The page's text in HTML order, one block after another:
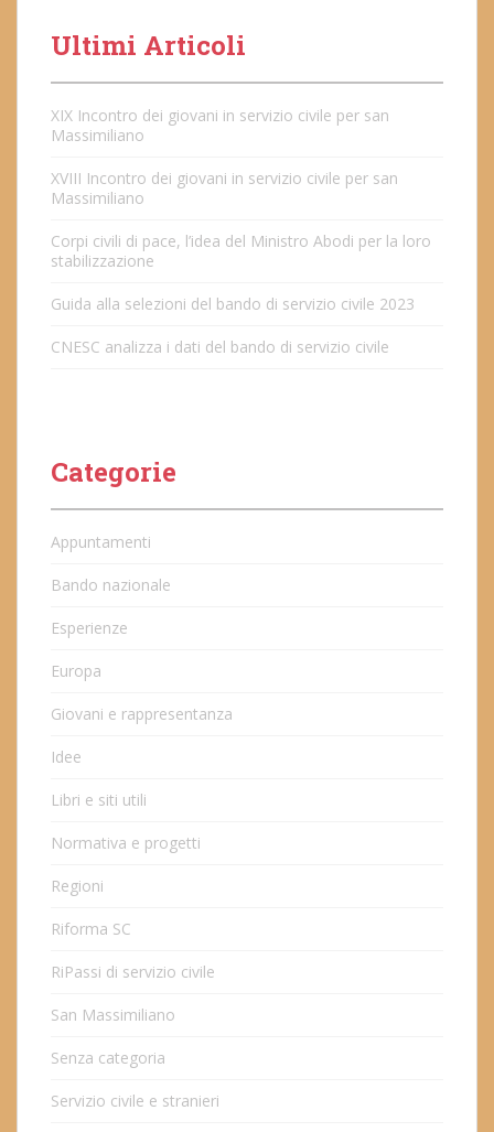
Ultimi Articoli
XIX Incontro dei giovani in servizio civile per san
Massimiliano
XVIII Incontro dei giovani in servizio civile per san
Massimiliano
Corpi civili di pace, l’idea del Ministro Abodi per la loro
stabilizzazione
Guida alla selezioni del bando di servizio civile 2023
CNESC analizza i dati del bando di servizio civile
Categorie
Appuntamenti
Bando nazionale
Esperienze
Europa
Giovani e rappresentanza
Idee
Libri e siti utili
Normativa e progetti
Regioni
Riforma SC
RiPassi di servizio civile
San Massimiliano
Senza categoria
Servizio civile e stranieri